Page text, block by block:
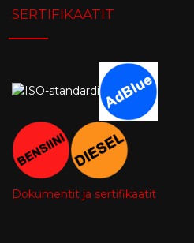
SERTIFIKAATIT
Dokumentit ja sertifikaatit